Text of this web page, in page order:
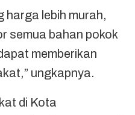
harga lebih murah,
semua bahan pokok
memberikan
ungkapnya.
di Kota